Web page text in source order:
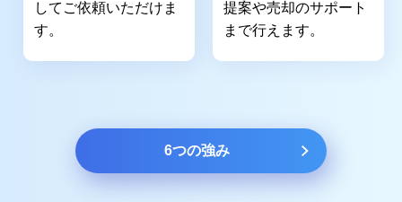
してご依頼いただけま
す。
提案や売却のサポート
まで行えます。
6つの強み